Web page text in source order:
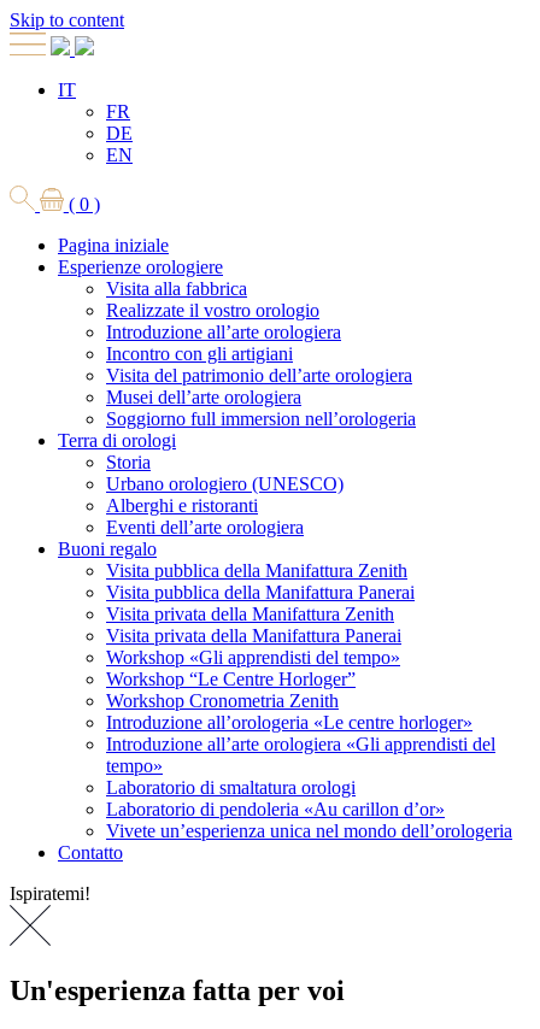
Skip to content
IT
FR
DE
EN
( 0 )
Pagina iniziale
Esperienze orologiere
Visita alla fabbrica
Realizzate il vostro orologio
Introduzione all’arte orologiera
Incontro con gli artigiani
Visita del patrimonio dell’arte orologiera
Musei dell’arte orologiera
Soggiorno full immersion nell’orologeria
Terra di orologi
Storia
Urbano orologiero (UNESCO)
Alberghi e ristoranti
Eventi dell’arte orologiera
Buoni regalo
Visita pubblica della Manifattura Zenith
Visita pubblica della Manifattura Panerai
Visita privata della Manifattura Zenith
Visita privata della Manifattura Panerai
Workshop «Gli apprendisti del tempo»
Workshop “Le Centre Horloger”
Workshop Cronometria Zenith
Introduzione all’orologeria «Le centre horloger»
Introduzione all’arte orologiera «Gli apprendisti del
tempo»
Laboratorio di smaltatura orologi
Laboratorio di pendoleria «Au carillon d’or»
Vivete un’esperienza unica nel mondo dell’orologeria
Contatto
Ispiratemi!
Un'esperienza fatta per voi